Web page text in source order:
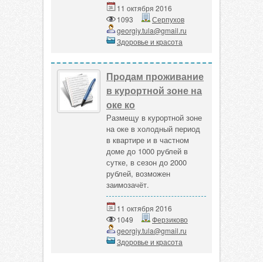
11 октября 2016
1093
Серпухов
georgiy.tula@gmail.ru
Здоровье и красота
Продам проживание
в курортной зоне на
оке ко
Размещу в курортной зоне
на оке в холодный период
в квартире и в частном
доме до 1000 рублей в
сутке, в сезон до 2000
рублей, возможен
заимозачёт.
11 октября 2016
1049
Ферзиково
georgiy.tula@gmail.ru
Здоровье и красота